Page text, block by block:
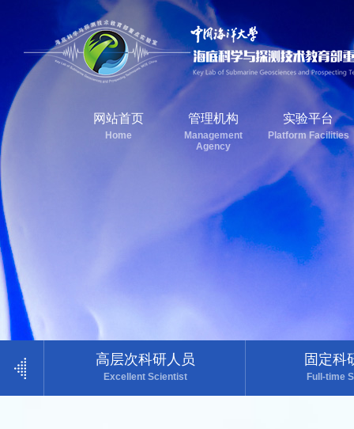
网站首页
Home
管理机构
Management
Agency
实验平台
Platform Facilities
高层次科研人员
Excellent Scientist
固定科
Full-time